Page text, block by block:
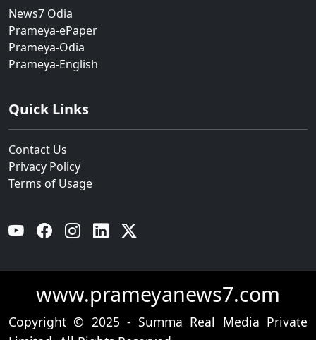
News7 Odia
Prameya-ePaper
Prameya-Odia
Prameya-English
Quick Links
Contact Us
Privacy Policy
Terms of Usage
YouTube Facebook Instagram Linkedin
www.prameyanews7.com
Copyright © 2025 - Summa Real Media Private